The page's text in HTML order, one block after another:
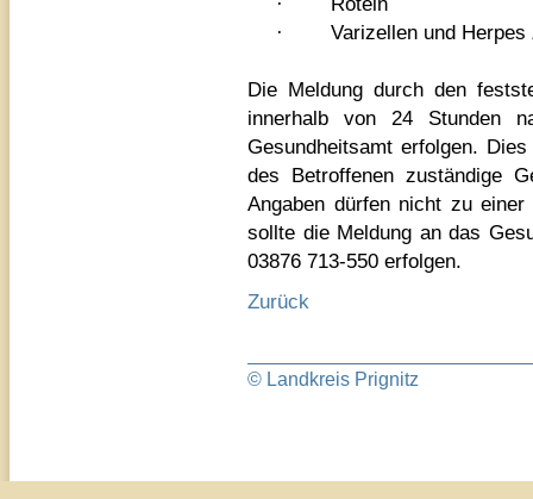
·
Varizellen und Herpes
Die Meldung durch den
innerhalb von 24 Stunden
Gesundheitsamt erfolgen.
des Betroffenen zuständige
Angaben dürfen nicht zu
sollte die Meldung an das
03876 713-550 erfolgen.
Zurück
© Landkreis Prignitz